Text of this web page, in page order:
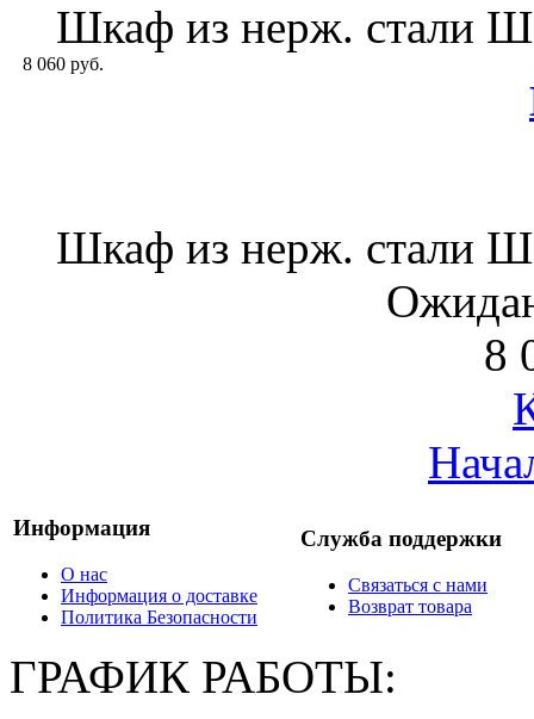
Шкаф из нерж. стали
8 060 руб.
Шкаф из нерж. стали
8
Информация
О нас
Информация о доставке
Политика Безопасности
Служба поддержки
Связаться с нами
Возврат товара
ГРАФИК РАБОТЫ: